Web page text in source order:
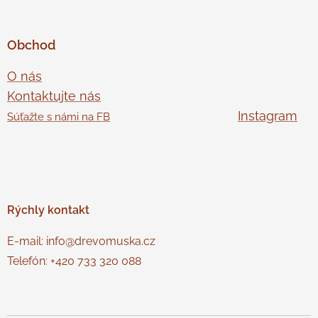
Obchod
O nás
Kontaktujte nás
Súťažte s námi na FB Instagram
Rýchly kontakt
E-mail: info@drevomuska.cz
Telefón: +420 733 320 088